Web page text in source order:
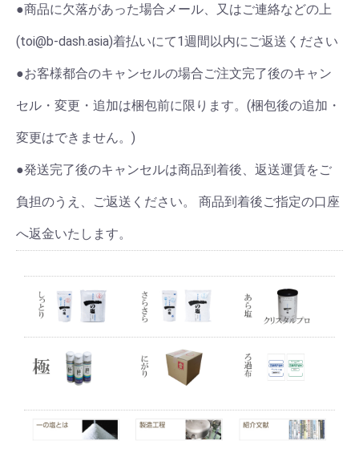
●商品に欠落があった場合メール、又はご連絡などの上
(toi@b-dash.asia)着払いにて1週間以内にご返送ください
●お客様都合のキャンセルの場合ご注文完了後のキャン
セル・変更・追加は梱包前に限ります。(梱包後の追加・
変更はできません。)
●発送完了後のキャンセルは商品到着後、返送運賃をご
負担のうえ、ご返送ください。 商品到着後ご指定の口座
へ返金いたします。